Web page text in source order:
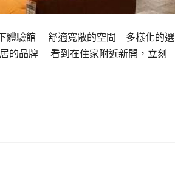
體驗館 舒適寬敞的空間 多樣化的選
的品牌 看到在住家附近新開，立刻